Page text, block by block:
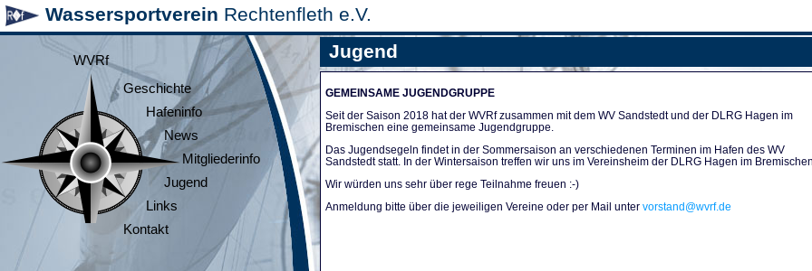
Wassersportverein Rechtenfleth e.V.
WVRf
Geschichte
Hafeninfo
News
Mitgliederinfo
Jugend
Links
Kontakt
Jugend
GEMEINSAME JUGENDGRUPPE
Seit der Saison 2018 hat der WVRf zusammen mit dem WV Sandstedt und der DLRG Hagen im
Bremischen eine gemeinsame Jugendgruppe.
Das Jugendsegeln findet in der Sommersaison an verschiedenen Terminen im Hafen des WV
Sandstedt statt. In der Wintersaison treffen wir uns im Vereinsheim der DLRG Hagen im
Wir würden uns sehr über rege Teilnahme freuen :-)
Anmeldung bitte über die jeweiligen Vereine oder per Mail unter vorstand@wvrf.de